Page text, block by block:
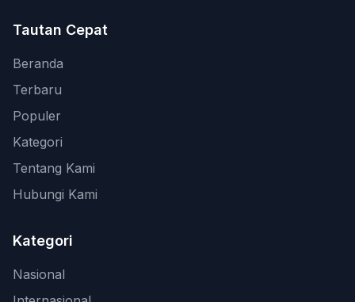
Tautan Cepat
Beranda
Terbaru
Populer
Kategori
Tentang Kami
Hubungi Kami
Kategori
Nasional